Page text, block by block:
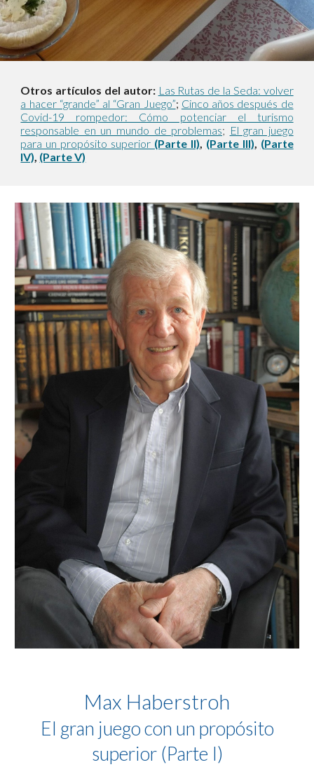
Otros artículos del autor: Las Rutas de la Seda: volver
a hacer “grande” al “Gran Juego”; Cinco años después de
Covid-19 rompedor: Cómo potenciar el turismo
responsable en un mundo de problemas; El gran juego
para un propósito superior (Parte II), (Parte III), (Parte
IV), (Parte V)
Max Haberstroh
El gran juego con un propósito
superior (Parte I)